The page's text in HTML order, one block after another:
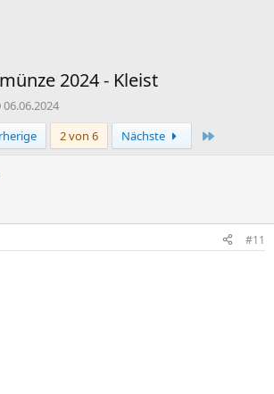
2024 - Kleist
E
r
s
t
m
06.06.2024
2 von 6 Nächste
#11